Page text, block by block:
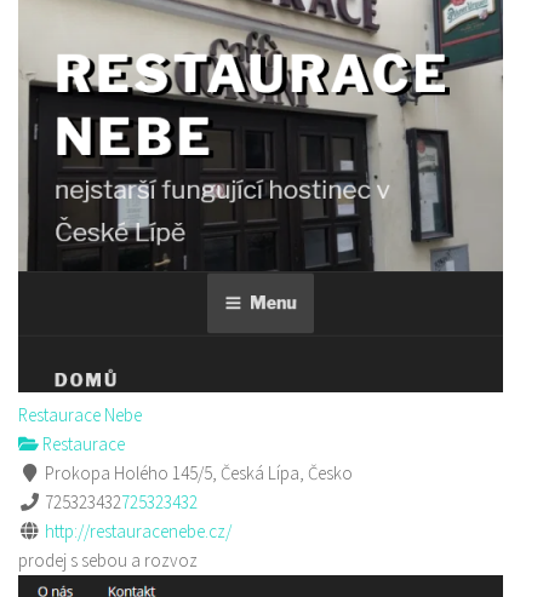
Restaurace Nebe
Restaurace
Prokopa Holého 145/5, Česká Lípa, Česko
725323432725323432
http://restauracenebe.cz/
prodej s sebou a rozvoz